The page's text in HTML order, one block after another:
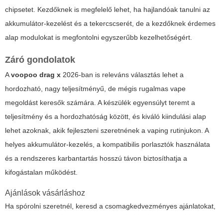
chipsetet. Kezdőknek is megfelelő lehet, ha hajlandóak tanulni az
akkumulátor-kezelést és a tekercscserét, de a kezdőknek érdemes
alap modulokat is megfontolni egyszerűbb kezelhetőségért.
Záró gondolatok
Avoopoo drag x 2026-ban is releváns választás lehet a
hordozható, nagy teljesítményű, de mégis rugalmas vape
megoldást keresők számára. A készülék egyensúlyt teremt a
teljesítmény és a hordozhatóság között, és kiváló kiindulási alap
lehet azoknak, akik fejleszteni szeretnének a vaping rutinjukon. A
helyes akkumulátor-kezelés, a kompatibilis porlasztók használata
és a rendszeres karbantartás hosszú távon biztosíthatja a
kifogástalan működést.
Ajánlások vásárláshoz
Ha spórolni szeretnél, keresd a csomagkedvezményes ajánlatokat,